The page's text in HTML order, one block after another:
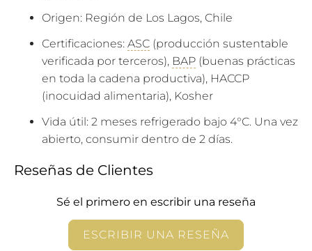
Origen: Región de Los Lagos, Chile
Certificaciones: ASC (producción sustentable
verificada por terceros), BAP (buenas prácticas
en toda la cadena productiva), HACCP
(inocuidad alimentaria), Kosher
Vida útil: 2 meses refrigerado bajo 4°C. Una vez
abierto, consumir dentro de 2 días.
Reseñas de Clientes
Sé el primero en escribir una reseña
ESCRIBIR UNA RESEÑA